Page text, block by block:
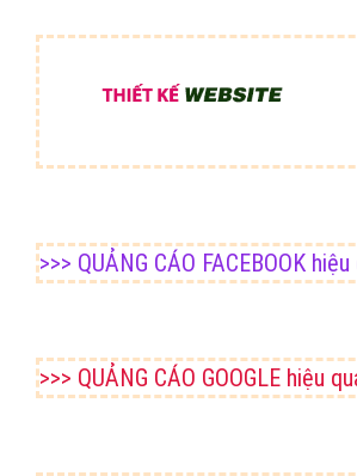
>>> QUẢNG CÁO FACEBOOK
>>> QUẢNG CÁO GOOGLE hiệu